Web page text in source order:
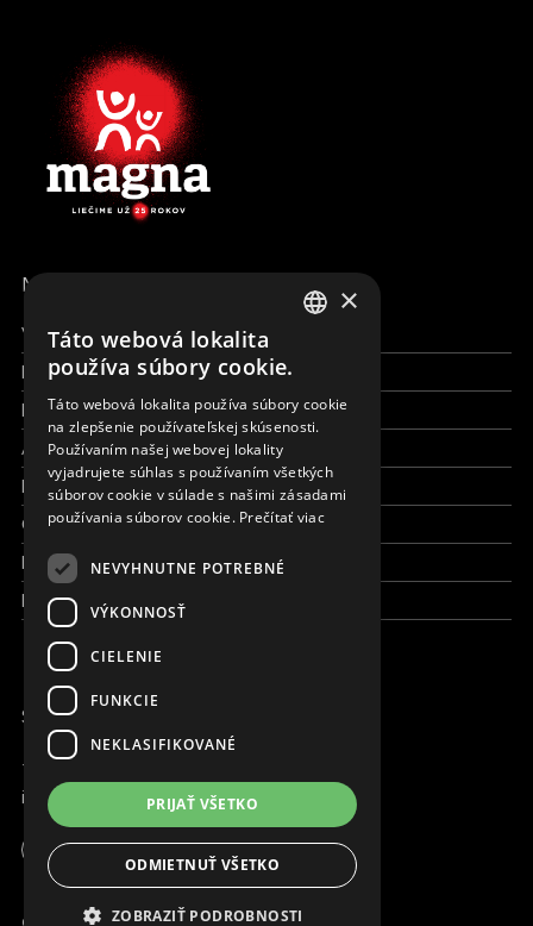
Slovensko
Apoteka + Pinakoteka
Pracujte s nami
MENU
Všetky formy pomoci
Financie a reporty
Pracujte s nami
Aktuálne
Kto sme
Čo robíme
Kde robíme
Kontaktujte nás
SME ONLINE
+421 917 827 827
info@magna.org
CZECH
FRENCH
×
Táto webová lokalita
používa súbory cookie.
Táto webová lokalita používa súbory cookie
na zlepšenie používateľskej skúsenosti.
Používaním našej webovej lokality
vyjadrujete súhlas s používaním všetkých
súborov cookie v súlade s našimi zásadami
používania súborov cookie. Prečítať viac
NEVYHNUTNE POTREBNÉ
VÝKONNOSŤ
CIELENIE
FUNKCIE
NEKLASIFIKOVANÉ
PRIJAŤ VŠETKO
ODMIETNUŤ VŠETKO
ZOBRAZIŤ PODROBNOSTI